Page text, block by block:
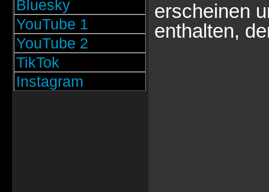
Bluesky
YouTube 1
YouTube 2
TikTok
Instagram
erscheinen
enthalten,